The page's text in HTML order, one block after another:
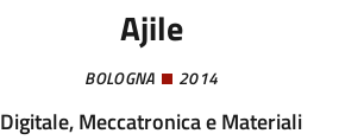
Ajile
BOLOGNA 2014
Digitale, Meccatronica e Materiali